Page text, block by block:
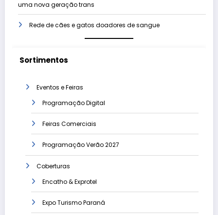
uma nova geração trans
Rede de cães e gatos doadores de sangue
Sortimentos
Eventos e Feiras
Programação Digital
Feiras Comerciais
Programação Verão 2027
Coberturas
Encatho & Exprotel
Expo Turismo Paraná